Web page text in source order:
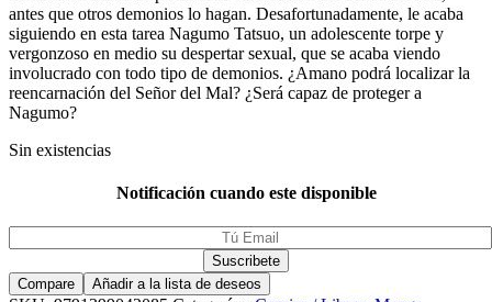
antes que otros demonios lo hagan. Desafortunadamente, le acaba
siguiendo en esta tarea Nagumo Tatsuo, un adolescente torpe y
vergonzoso en medio su despertar sexual, que se acaba viendo
involucrado con todo tipo de demonios. ¿Amano podrá localizar la
reencarnación del Señor del Mal? ¿Será capaz de proteger a
Nagumo?
Sin existencias
Notificación cuando este disponible
Compare Añadir a la lista de deseos